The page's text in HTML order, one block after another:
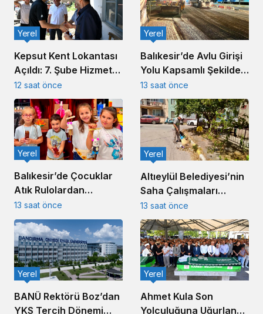
Kepsut Kent Lokantası
Açıldı: 7. Şube Hizmete
Girdi
Yerel
12 saat önce
Balıkesir’de Avlu Girişi
Yolu Kapsamlı Şekilde
Yenileniyor
Yerel
13 saat önce
Balıkesir’de Çocuklar
Atık Rulolardan
Rengârenk Kukla Yaptı
Yerel
13 saat önce
Altıeylül Belediyesi’nin
Saha Çalışmaları
Kesintisiz Sürüyor
Yerel
13 saat önce
BANÜ Rektörü Boz’dan
YKS Tercih Dönemi
Yerel
Ahmet Kula Son
Yolculuğuna Uğurlandı:
Yerel